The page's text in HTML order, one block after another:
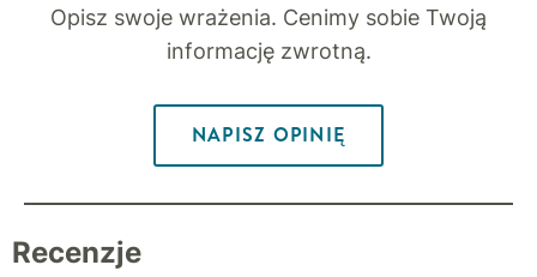
Opisz swoje wrażenia. Cenimy sobie Twoją
informację zwrotną.
NAPISZ OPINIĘ